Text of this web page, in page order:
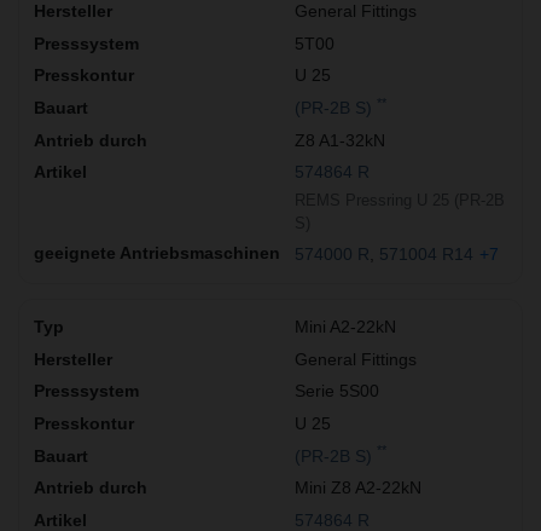
General Fittings
5T00
U 25
(PR-2B S)
Z8 A1-32kN
574864 R
574000 R 571004 R14 +7
Mini A2-22kN
General Fittings
Serie 5S00
U 25
(PR-2B S)
Mini Z8 A2-22kN
574864 R